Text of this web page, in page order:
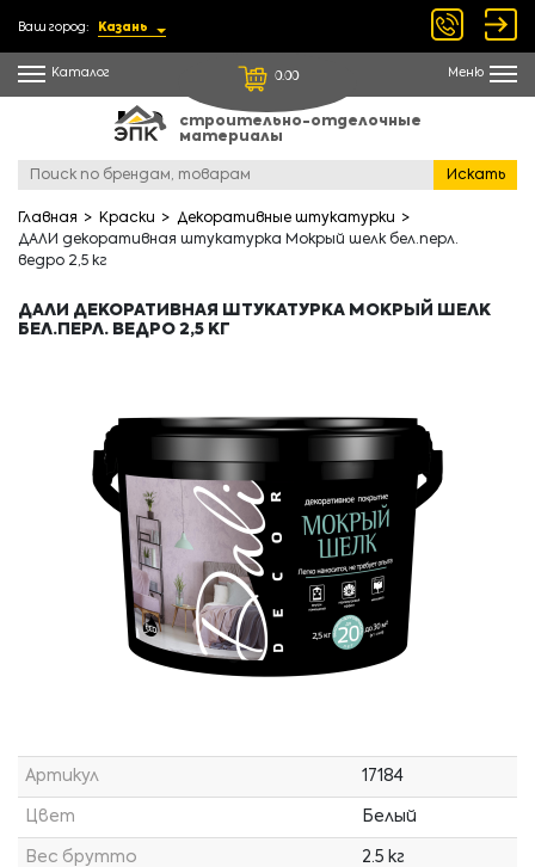
Ваш город: Казань
Каталог 0.00 Меню
строительно-отделочные
материалы
Искать
Главная Краски
Декоративные штукатурки
ДАЛИ декоративная штукатурка Мокрый шелк бел.перл.
ведро 2,5 кг
ДАЛИ ДЕКОРАТИВНАЯ ШТУКАТУРКА МОКРЫЙ ШЕЛК
БЕЛ.ПЕРЛ. ВЕДРО 2,5 КГ
Артикул 17184
Цвет Белый
Вес брутто 2.5 кг